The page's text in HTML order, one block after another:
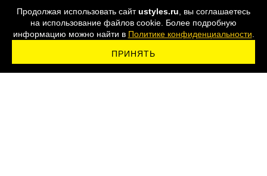
Продолжая использовать сайтustyles.ru , вы соглашаетесь
на использование файлов cookie. Более подробную
информацию можно найти в Политике конфиденциальности
ПРИНЯТЬ